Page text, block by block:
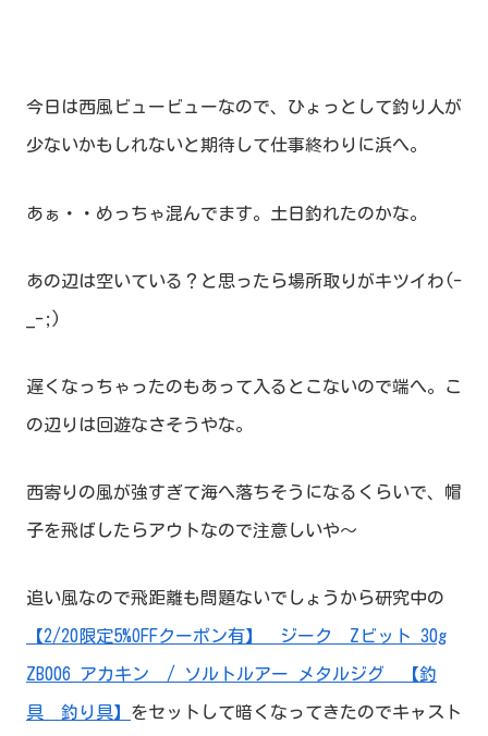
今日は西風ビュービューなので、ひょっとして釣り人が
少ないかもしれないと期待して仕事終わりに浜へ。
あぁ・・めっちゃ混んでます。土日釣れたのかな。
あの辺は空いている？と思ったら場所取りがキツイわ(-
_-;)
遅くなっちゃったのもあって入るとこないので端へ。こ
の辺りは回遊なさそうやな。
西寄りの風が強すぎて海へ落ちそうになるくらいで、帽
子を飛ばしたらアウトなので注意しいや～
追い風なので飛距離も問題ないでしょうから研究中の
【2/20限定5%OFFクーポン有】 ジーク Zビット 30g
ZB006 アカキン / ソルトルアー メタルジグ 【釣
具 釣り具】 をセットして暗くなってきたのでキャスト